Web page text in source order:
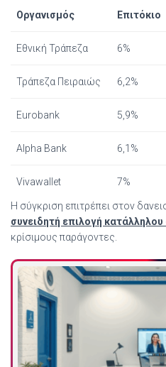
Οργανισμός Επιτόκιο
Εθνική Τράπεζα 6%
Τράπεζα Πειραιώς 6,2%
Eurobank 5,9%
Alpha Bank 6,1%
Vivawallet 7%
Η σύγκριση επιτρέπει στον
συνειδητή επιλογή
κρίσιμους παράγοντες.